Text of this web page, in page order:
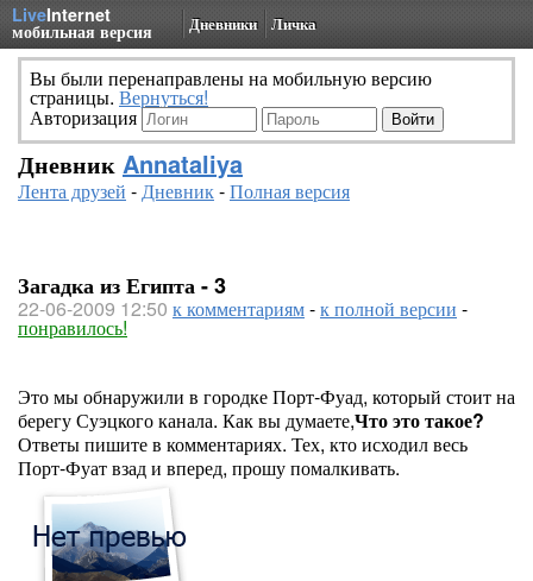
LiveInternet
мобильная версия Дневники Личка
Вы были перенаправлены на мобильную версию
страницы. Вернуться!
Авторизация
Дневник Annataliya
Лента друзей -Дневник-Полная версия
Загадка из Египта - 3
22-06-2009 12:50 к комментариям-к полной версии -
понравилось!
Это мы обнаружили в городке Порт-Фуад, который стоит на
берегу Суэцкого канала. Как вы думаете,Что это такое?
Ответы пишите в комментариях. Тех, кто исходил весь
Порт-Фуат взад и вперед, прошу помалкивать.